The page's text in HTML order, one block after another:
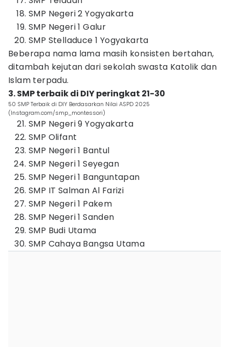
SMP Negeri 2 Yogyakarta
SMP Negeri 1 Galur
SMP Stelladuce 1 Yogyakarta
Beberapa nama lama masih konsisten bertahan,
ditambah kejutan dari sekolah swasta Katolik dan
Islam terpadu.
3. SMP terbaik di DIY peringkat 21-30
50 SMP Terbaik di DIY Berdasarkan Nilai ASPD 2025
(Instagram.com/smp_montessori)
SMP Negeri 9 Yogyakarta
SMP Olifant
SMP Negeri 1 Bantul
SMP Negeri 1 Seyegan
SMP Negeri 1 Banguntapan
SMP IT Salman Al Farizi
SMP Negeri 1 Pakem
SMP Negeri 1 Sanden
SMP Budi Utama
SMP Cahaya Bangsa Utama